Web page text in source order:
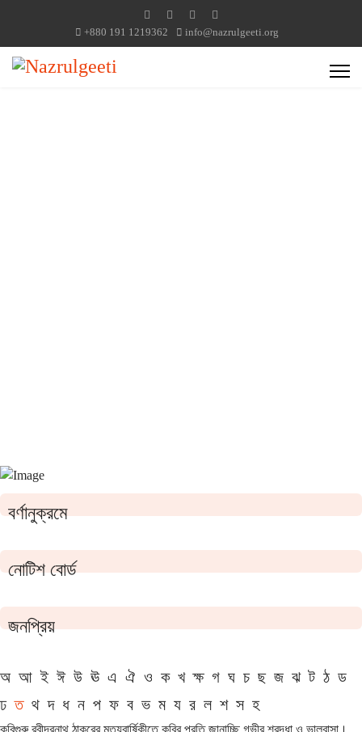
+880 191 1219362 info@nazrulgeeti.org
বর্ণানুক্রমে
নোটিশ বোর্ড
জনপ্রিয়
অ আ ই ঈ উ ঊ এ ঐ ও ক খ ক্ষ গ ঘ চ ছ জ ঝ ট ঠ ড
ঢ ত থ দ ধ ন প ফ ব ভ ম য র ল শ স হ
কবিগুরু রবীন্দ্রনাথ ঠাকুরের মৃত্যুবার্ষিকীতে কবির প্রতি জানাচ্ছি গভীর শ্রদ্ধা ও ভালবাসা।